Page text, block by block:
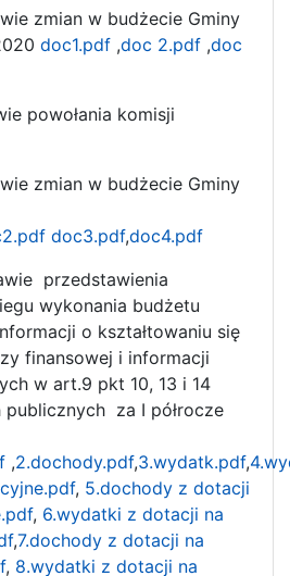
zmian w budżecie Gminy
doc1.pdf ,doc 2.pdf ,doc
powołania komisji
zmian w budżecie Gminy
doc3.pdf,doc4.pdf
przedstawienia
wykonania budżetu
o kształtowaniu się
finansowej i informacji
w art.9 pkt 10, 13 i 14
publicznych za I półrocze
,2.dochody.pdf,3.wydatk.pdf,
, 5.dochody z dotacji
, 6.wydatki z dotacji na
,7.dochody z dotacji na
, 8.wydatki z dotacji na